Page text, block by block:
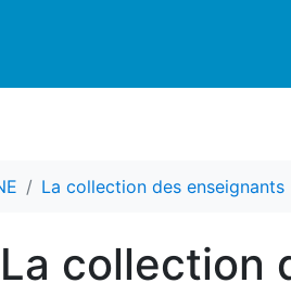
La collection des enseignants
collection